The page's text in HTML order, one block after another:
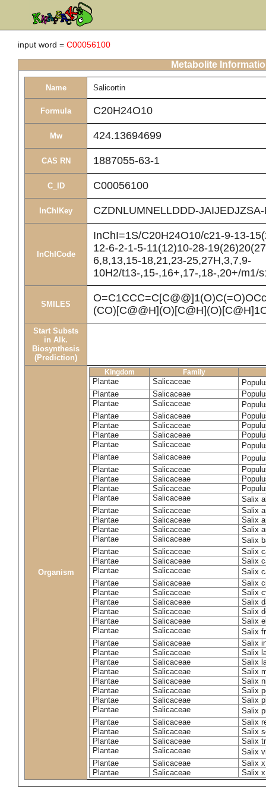
input word = C00056100
Metabolite
Name Salicortin
Formula C20H24O10
Mw 424.13694699
CAS RN 1887055-63-1
C_ID C00056100
InChIKey CZDNLUMNELLDDD-
InChICode
InChI=1S/C20H24O10/c21-9-13-
12-6-2-1-5-11(12)10-28-
6,8,13,15-18,21,23-25,27H,3,7,9-
10H2/t13-,15-,16+,17-,18-,20+/m1/
SMILES
Start Substs
in Alk.
Biosynthesis
(Prediction)
Organism
Kingdom Family
Plantae Salicaceae
Plantae
Salicaceae
Plantae
Salicaceae
Plantae
Salicaceae
Plantae
Salicaceae
Plantae
Salicaceae
Plantae
Salicaceae
Plantae
Salicaceae
Plantae
Salicaceae
Plantae
Salicaceae
Plantae
Salicaceae
Plantae
Salicaceae
Salix
Plantae
Salicaceae
Salix
Plantae
Salicaceae
Salix
Plantae
Salicaceae
Salix
Plantae
Salicaceae
Salix
Plantae
Salicaceae
Salix
Plantae
Salicaceae
Salix
Plantae
Salicaceae
Salix
Plantae
Salicaceae
Salix
Plantae
Salicaceae
Salix
Plantae
Salicaceae
Salix
Plantae
Salicaceae
Salix
Plantae
Salicaceae
Salix
Plantae
Salicaceae
Salix
Plantae
Salicaceae
Salix
Plantae
Salicaceae
Salix
Plantae
Salicaceae
Salix
Plantae
Salicaceae
Salix
Plantae
Salicaceae
Salix
Plantae
Salicaceae
Salix
Plantae
Salicaceae
Salix
Plantae
Salicaceae
Salix
Plantae
Salicaceae
Salix
Plantae
Salicaceae
Salix
Plantae
Salicaceae
Salix
Plantae
Salicaceae
Salix
Plantae
Salicaceae
Salix
Plantae
Salicaceae Salix